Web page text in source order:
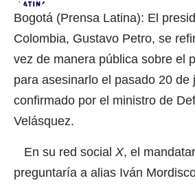
Bogotá (Prensa Latina): El
Colombia, Gustavo Petro, se
vez de manera pública sobre el
para asesinarlo el pasado 20 de
confirmado por el ministro de
Velásquez.
En su red social X, el
preguntaría a alias Iván